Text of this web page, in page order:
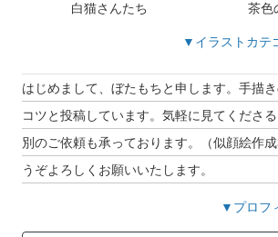
白猫さんたち 茶色
▼イラストカテ
はじめまして、ぼたもちと申します。手描
コツと投稿しています。気軽に見てくださ
別のご依頼も承っております。（似顔絵作
うぞよろしくお願いいたします。
▼プロフ